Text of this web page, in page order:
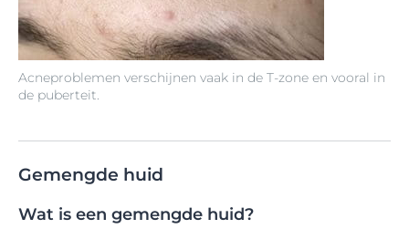
Acneproblemen verschijnen vaak in de T-zone en vooral in
de puberteit.
Gemengde huid
Wat is een gemengde huid?